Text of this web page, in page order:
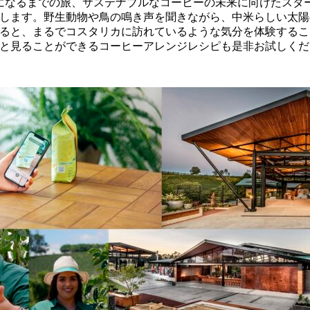
なるまでの旅、サステナブルなコーヒーの未来に向けたスタ
ます。野生動物や鳥の鳴き声を聞きながら、中米らしい太
と、まるでコスタリカに訪れているような気分を体験する
見ることができるコーヒーアレンジレシピも是非お試しく